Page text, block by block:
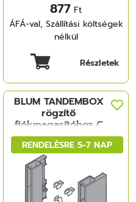
877 Ft
ÁFÁ-val, Szállítási költségek
nélkül
Részletek
RENDELÉSRE 5-7 NAP
BLUM TANDEMBOX
rögzítő
fiókmagasítóhoz C
műanyag, B+J,
TANDEMBOX antaro
fehér